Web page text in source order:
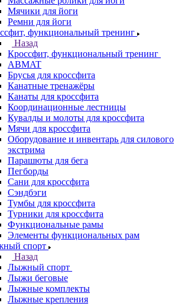
Мячики для йоги
Ремни для йоги
функциональный тренинг
Назад
Кроссфит, функциональный тренинг
ABMAT
Брусья для кроссфита
Канатные тренажёры
Канаты для кроссфита
Координационные лестницы
Кувалды и молоты для кроссфита
Мячи для кроссфита
Оборудование и инвентарь для силового
экстрима
Парашюты для бега
Пегборды
Сани для кроссфита
Сэндбэги
Тумбы для кроссфита
Турники для кроссфита
Функциональные рамы
Элементы функциональных рам
спорт
Назад
Лыжный спорт
Лыжи беговые
Лыжные комплекты
Лыжные крепления